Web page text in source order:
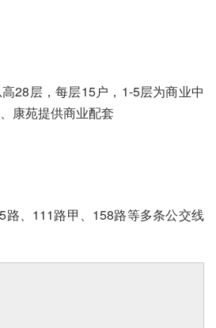
28层，每层15户，1-5层为商业中
康苑提供商业配套
路、111路甲、158路等多条公交线